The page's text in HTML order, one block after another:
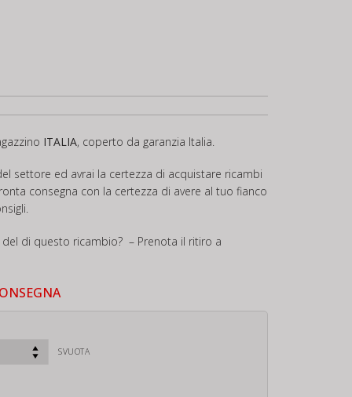
ITALIA, coperto da garanzia Italia.
settore ed avrai la certezza di acquistare ricambi
consegna con la certezza di avere al tuo fianco
di questo ricambio? – Prenota il ritiro a
SVUOTA